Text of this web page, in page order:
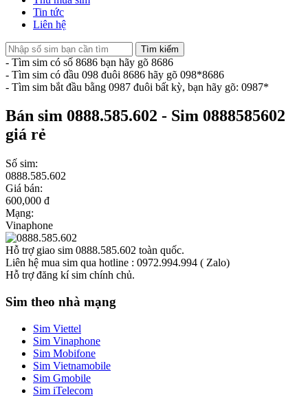
Tin tức
Liên hệ
Tìm kiếm
- Tìm sim có số 8686 bạn hãy gõ 8686
- Tìm sim có đầu 098 đuôi 8686 hãy gõ 098*8686
- Tìm sim bắt đầu bằng 0987 đuôi bất kỳ, bạn hãy gõ: 0987*
Bán sim 0888.585.602 - Sim 0888585602
giá rẻ
Số sim:
0888.585.602
Giá bán:
600,000 đ
Mạng:
Vinaphone
Hỗ trợ giao sim 0888.585.602 toàn quốc.
Liên hệ mua sim qua hotline : 0972.994.994 ( Zalo)
Hỗ trợ đăng kí sim chính chủ.
Sim theo nhà mạng
Sim Viettel
Sim Vinaphone
Sim Mobifone
Sim Vietnamobile
Sim Gmobile
Sim iTelecom